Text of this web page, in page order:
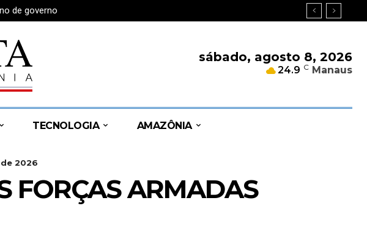
de governo
sábado, agosto 8, 2026
24.9 C Manaus
TECNOLOGIA AMAZÔNIA
2026
FORÇAS ARMADAS